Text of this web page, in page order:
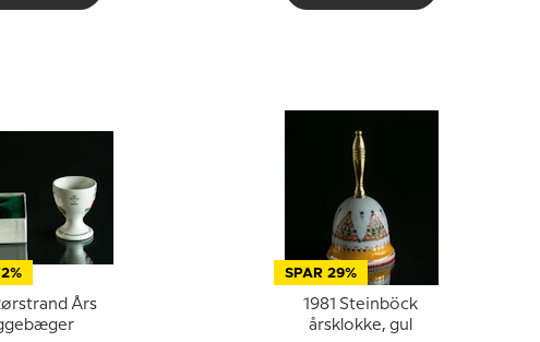
Års
SPAR 29%
1981 Steinböck
årsklokke, gul